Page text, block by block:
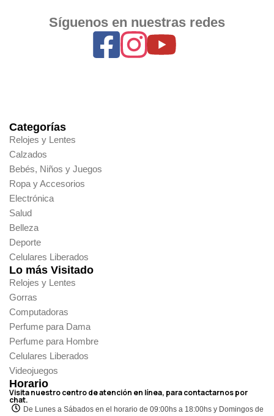
Síguenos en nuestras redes
Categorías
Relojes y Lentes
Calzados
Bebés, Niños y Juegos
Ropa y Accesorios
Electrónica
Salud
Belleza
Deporte
Celulares Liberados
Lo más Visitado
Relojes y Lentes
Gorras
Computadoras
Perfume para Dama
Perfume para Hombre
Celulares Liberados
Videojuegos
Horario
Visita nuestro centro de atención en línea, para contactarnos por
chat.
De Lunes a Sábados en el horario de 09:00hs a 18:00hs y Domingos de